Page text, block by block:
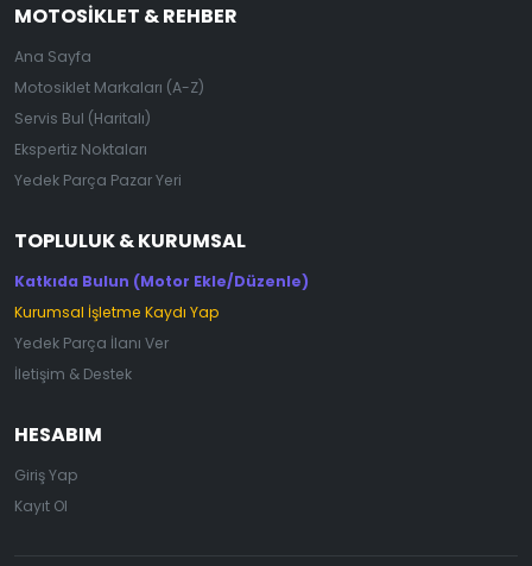
MOTOSIKLET & REHBER
Ana Sayfa
Motosiklet Markaları (A-Z)
Servis Bul (Haritalı)
Ekspertiz Noktaları
Yedek Parça Pazar Yeri
TOPLULUK & KURUMSAL
Katkıda Bulun (Motor Ekle/Düzenle)
Kurumsal İşletme Kaydı Yap
Yedek Parça İlanı Ver
İletişim & Destek
HESABIM
Giriş Yap
Kayıt Ol